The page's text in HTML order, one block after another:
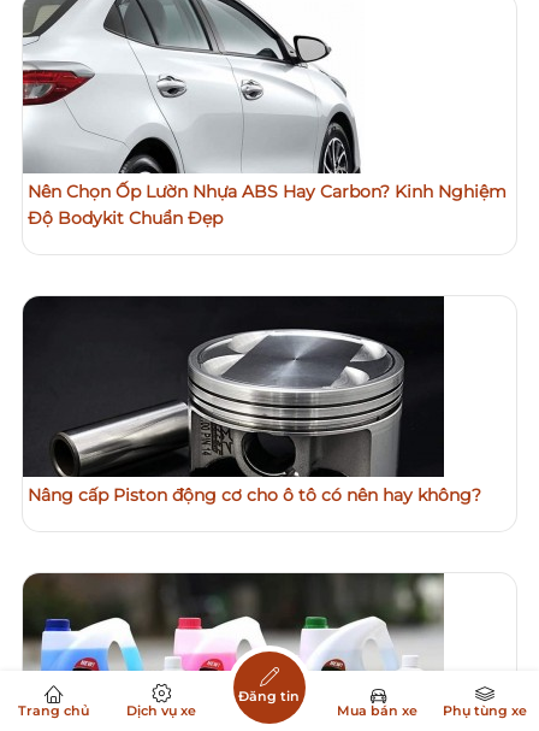
Nên Chọn Ốp Lườn Nhựa ABS Hay Carbon? Kinh Nghiệm
Độ Bodykit Chuẩn Đẹp
Nâng cấp Piston động cơ cho ô tô có nên hay không?
Trang chủ Dịch vụ xe
Đăng tin
Mua bán xe
Phụ tùng xe